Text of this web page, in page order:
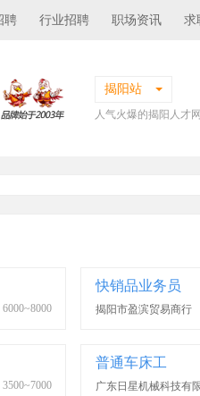
聘 行业招聘 职场资讯 求
揭阳站
人气火爆的揭阳人才
6000~8000
快销品业务员
揭阳市盈滨贸易商行
3500~7000
普通车床工
广东日星机械科技有